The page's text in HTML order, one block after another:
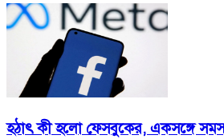
হঠাৎ কী হলো ফেসবুকের, একসঙ্গে